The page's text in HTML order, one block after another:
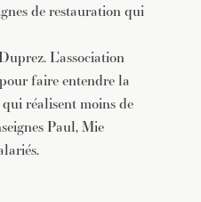
de restauration qui
L’association
faire entendre la
réalisent moins de
Paul, Mie